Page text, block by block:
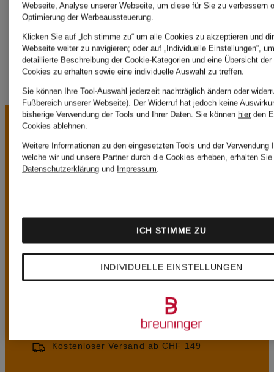
MARTINA
VORTEILE
Kostenloser Versand ab CHF 149
Webseite, Analyse unserer Webseite, um diese für Sie zu verbessern
Optimierung der Werbeaussteuerung.
Klicken Sie auf „Ich stimme zu“ um alle Cookies zu akzeptieren und
Webseite weiter zu navigieren; oder auf „Individuelle Einstellungen“,
detaillierte Beschreibung der Cookie-Kategorien und eine Übersicht
Cookies zu erhalten sowie eine individuelle Auswahl zu treffen.
Sie können Ihre Tool-Auswahl jederzeit nachträglich ändern oder
Fußbereich unserer Webseite). Der Widerruf hat jedoch keine
bisherige Verwendung der Tools und Ihrer Daten. Sie können hier den
Cookies ablehnen.
Weitere Informationen zu den eingesetzten Tools und der Verwendung
welche wir und unsere Partner durch die Cookies erheben, erhalten
Datenschutzerklärung und Impressum.
INDIVIDUELLE EINSTELLUNGEN
ICH STIMME ZU